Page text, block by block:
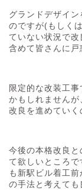
グランドデザイ
のですが(もしく
ていない状況で
含めて皆さんに戸
限定的な改装工
かもしれませんが
改良を進めていく
今後の本格改良
て欲しいところ
も新駅ビル着工
の手法と考えても